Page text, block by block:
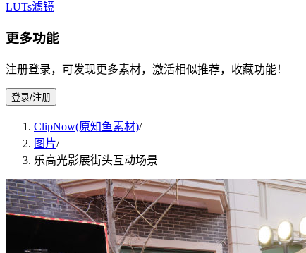
LUTs滤镜
更多功能
注册登录，可发现更多素材，激活相似推荐，收藏功能！
登录/注册
ClipNow(原知鱼素材)/
图片/
乐高光影展街头互动场景